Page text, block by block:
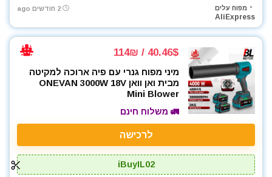
מפוח עלים
AliExpress
2 חודשים ago
40.46$ / 114₪
מיני מפוח גנרי עם פיה ארוכה למקיטה
מבית ואן וואן ONEVAN 3000W 18V
Mini Blower
🚛 משלוח חינם
לרכישה
iBuyIL02